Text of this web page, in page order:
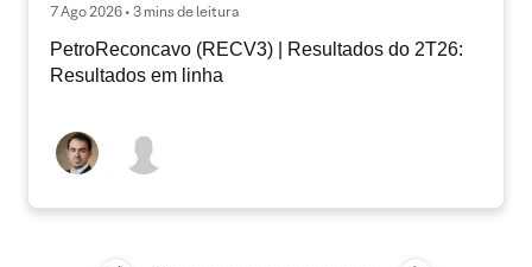
7 Ago 2026 • 3 mins de leitura
PetroReconcavo (RECV3) | Resultados do 2T26:
Resultados em linha